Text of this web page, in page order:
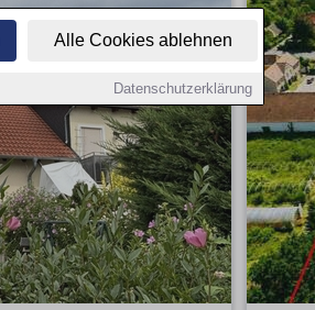
Alle Cookies ablehnen
Datenschutzerklärung